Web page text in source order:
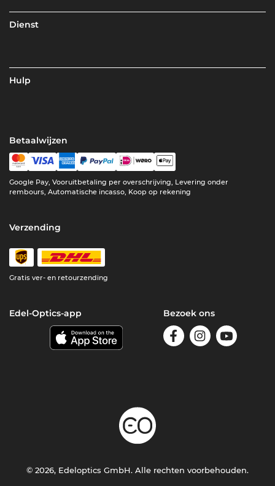
Dienst
Hulp
Betaalwijzen
Google Pay, Vooruitbetaling per overschrijving, Levering onder
rembours, Automatische incasso, Koop op rekening
Verzending
Gratis ver- en retourzending
Edel-Optics-app Bezoek ons
© 2026, Edeloptics GmbH. Alle rechten voorbehouden.